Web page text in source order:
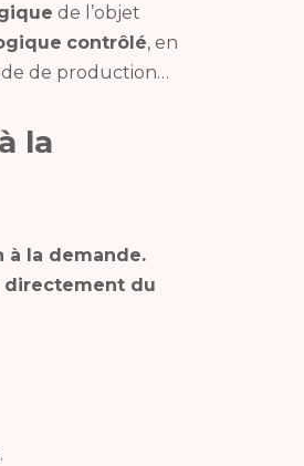
de l’objet
contrôlé, en
de production…
la
à la demande.
directement du
.